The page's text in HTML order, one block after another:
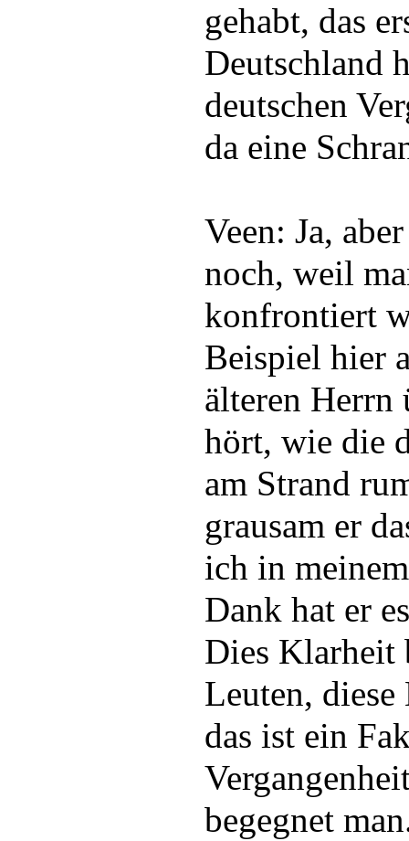
gehabt, das
Deutschland
deutschen
da eine
Veen: Ja,
noch, weil
konfrontiert
Beispiel hier
älteren Herrn
hört, wie die
am Strand
grausam er
ich in
Dank hat er
Dies Klarheit
Leuten,
das ist ein
begegnet